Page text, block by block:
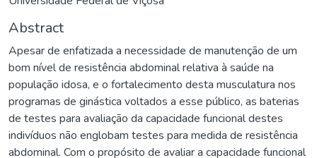
Abstract
Apesar de enfatizada a necessidade de manutenção de um
bom nível de resistência abdominal relativa à saúde na
população idosa, e o fortalecimento desta musculatura nos
programas de ginástica voltados a esse público, as baterias
de testes para avaliação da capacidade funcional destes
indivíduos não englobam testes para medida de resistência
abdominal. Com o propósito de avaliar a capacidade funcional